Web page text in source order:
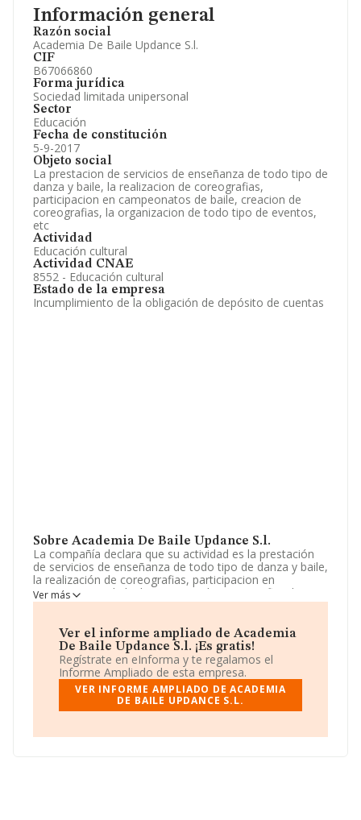
Información general
Razón social
Academia De Baile Updance S.l.
CIF
B67066860
Forma jurídica
Sociedad limitada unipersonal
Sector
Educación
Fecha de constitución
5-9-2017
Objeto social
La prestacion de servicios de enseñanza de todo tipo de
danza y baile, la realizacion de coreografias,
participacion en campeonatos de baile, creacion de
coreografias, la organizacion de todo tipo de eventos,
etc
Actividad
Educación cultural
Actividad CNAE
8552 - Educación cultural
Estado de la empresa
Incumplimiento de la obligación de depósito de cuentas
Sobre Academia De Baile Updance S.l.
La compañía declara que su actividad es la prestación
de servicios de enseñanza de todo tipo de danza y baile,
la realización de coreografias, participacion en
campeonatos de baile, creacion de coreografias, la
organización de todo tipo de eventos, etc. La empresa
Limitada. La actividad de referencia CNAE corresponde
a 'Educación cultural', cuyo Código es 8552. No realiza
actividad de importación y/o exportación.
La sociedadAcademia de Baile Updance S.L, CIF
B67066860, tiene domicilio fiscal en Calle Mejia
Lequerica núm. 10, (08028), Barcelona, Cataluña.
En base a la información de la que dispone INFORMA
Ver más
Ver el informe ampliado de Academia
De Baile Updance S.l. ¡Es gratis!
Regístrate en eInforma y te regalamos el
Informe Ampliado de esta empresa.
VER INFORME AMPLIADO DE ACADEMIA
DE BAILE UPDANCE S.L.
Información oficial y registral complementaria.